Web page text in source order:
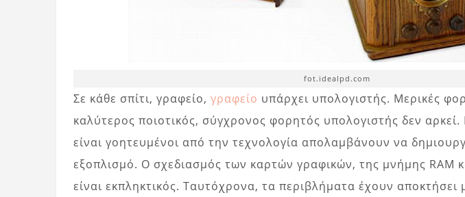
fot.idealpd.com
Σε κάθε σπίτι, γραφείο, γραφείο υπάρχει υπολογιστής. Μερικές
καλύτερος ποιοτικός, σύγχρονος φορητός υπολογιστής δεν
είναι γοητευμένοι από την τεχνολογία απολαμβάνουν να
εξοπλισμό. Ο σχεδιασμός των καρτών γραφικών, της μνήμης RAM
είναι εκπληκτικός. Ταυτόχρονα, τα περιβλήματα έχουν αποκτήσει